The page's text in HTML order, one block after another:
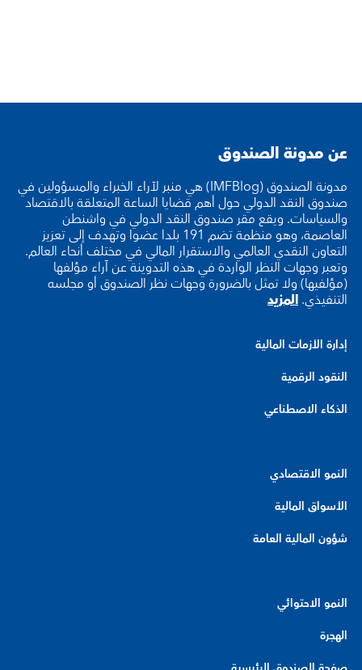
عن مدونة الصندوق
مدونة الصندوق (IMFBlog) هي منبر لآراء الخبراء والمسؤولين في
صندوق النقد الدولي حول أهم قضايا الساعة المتعلقة بالاقتصاد
والسياسات. ويقع مقر صندوق النقد الدولي في واشنطن
العاصمة، وهو منظمة تضم 191 بلدا عضوا وتهدف إلى تعزيز
التعاون النقدي العالمي والاستقرار المالي في مختلف أنحاء العالم.
وتعبر وجهات النظر الواردة في هذه التدوينة عن آراء مؤلفها
(مؤلفيها) ولا تمثل بالضرورة وجهات نظر الصندوق أو مجلسه
التنفيذي.المزيد
إدارة الأزمات المالية
النقود الرقمية
الذكاء الاصطناعي
النمو الاقتصادي
الأسواق المالية
شؤون المالية العامة
النمو الاحتوائي
الهجرة